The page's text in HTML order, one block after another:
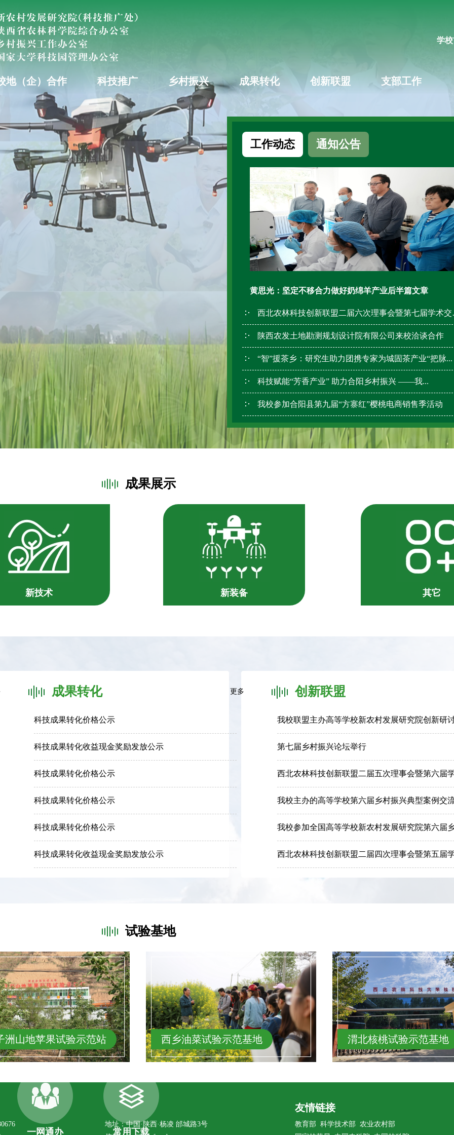
学
地（企）合作 科技推广 乡村振兴 成果转化 创新联盟 支部工作
一网通办 常用下载
工作动态 通知公告
黄思光：坚定不移合力做好奶绵羊产业后半篇文章
西北农
陕西农发土地勘测规划设计院有限公司来校洽谈合作
“智”援茶乡：研究生助力团携专家为城固茶产业“把脉...
科技赋能“芳香产业” 助力合阳乡村振兴 ——我...
我校参加合阳县第九届“方寨红”樱桃电商销售季活动
成果展示
新技术 新装备 其它
更多
成果转化
科技成果转化价格公示
科技成果转化收益现金奖励发放公示
科技成果转化价格公示
科技成果转化价格公示
科技成果转化价格公示
科技成果转化收益现金奖励发放公示
创新联盟
我校联盟主办高等学校新农村发展研究院创新研
第七届乡村振兴论坛举行
西北农林科技创新联盟二届五次理事会暨第六届
我校主办的高等学校第六届乡村振兴典型案例交
我校参加全国高等学校新农村发展研究院第六届
西北农林科技创新联盟二届四次理事会暨第五届
试验基地
菜试验示范基地 渭北核桃试验示范基地 太白蔬菜试验示范基地
地址：中国·陕西·杨凌 邰城路3号
友情链接
教育部 科学技术部 农业农村部